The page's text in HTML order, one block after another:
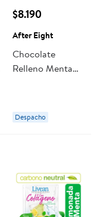
$8.190
After Eight
Chocolate
Relleno Menta
Despacho